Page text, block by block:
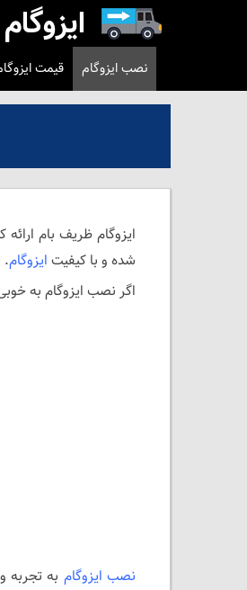
نصب ایزوگام قیمت
ایزوگام ظریف بام
شده و با کیفیت ایزوگام.
اگر نصب ایزوگام به خوبی انجام شود، به طور متوسط
نصب ایزوگام به تجربه